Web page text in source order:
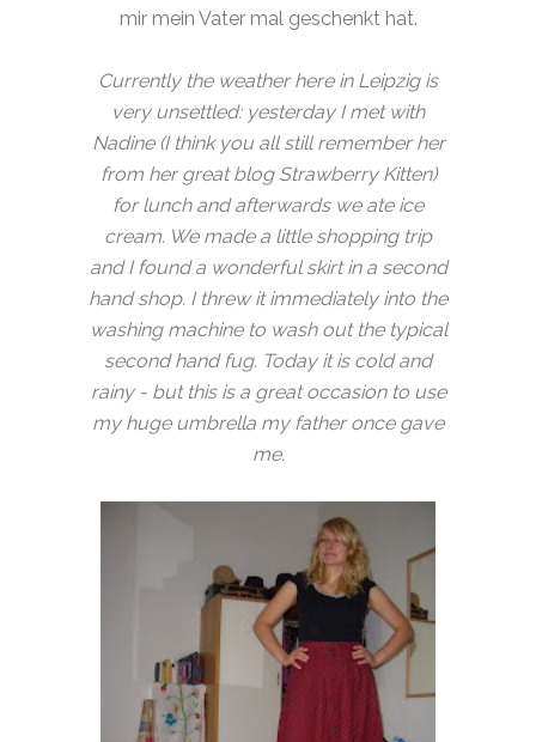
mir mein Vater mal geschenkt hat.
Currently the weather here in Leipzig is
very unsettled: yesterday I met with
Nadine (I think you all still remember her
from her great blog Strawberry Kitten)
for lunch and afterwards we ate ice
cream. We made a little shopping trip
and I found a wonderful skirt in a second
hand shop. I threw it immediately into the
washing machine to wash out the typical
second hand fug. Today it is cold and
rainy - but this is a great occasion to use
my huge umbrella my father once gave
me.